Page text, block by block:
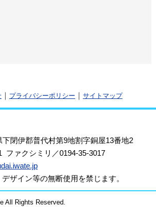
プライバシーポリシー サイトマップ
下閉伊郡普代村第9地割字銅屋13番地2
ファクシミリ／0194-35-3017
ザイン等の無断使用を禁じます。
All Rights Reserved.